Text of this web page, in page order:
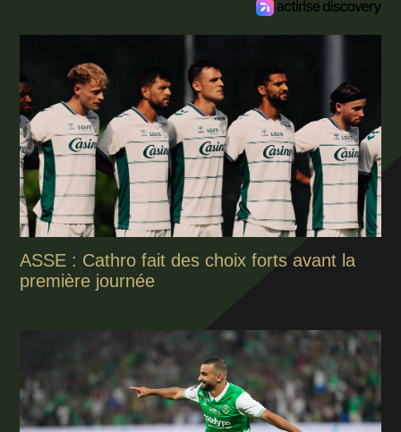
ASSE : Cathro fait des choix forts avant la
première journée